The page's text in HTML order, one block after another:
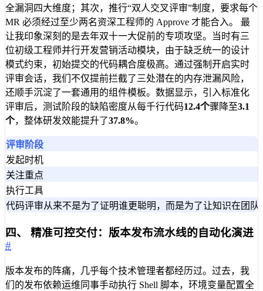
全漏洞四大维度；其次，推行“双人交叉评审”制度，要求每个
MR 必须经过至少两名资深工程师的 Approve 才能合入。 最
让我印象深刻的是去年双十一大促前的专项攻坚。当时有三
位初级工程师并行开发营销活动模块，由于缺乏统一的设计
模式约束，初始提交的代码耦合度极高。通过强制开启实时
评审会话，我们不仅提前拦截了三处潜在的内存泄漏风险，
还顺手沉淀了一套通用的组件模板。数据显示，引入标准化
评审后，测试阶段的缺陷密度从每千行代码12.4个骤降至3.1
个，整体研发效能提升了37.8%。
评审阶段
发起时机
关注重点
执行工具
代码评审从来不是为了证明谁更聪明，而是为了让知识在团
四、 精准可控交付：版本发布流水线的自动化演进
#
版本发布的阵痛，几乎每个技术管理者都经历过。过去，我
们的发布依赖运维同事手动执行 Shell 脚本，环境变量配置全